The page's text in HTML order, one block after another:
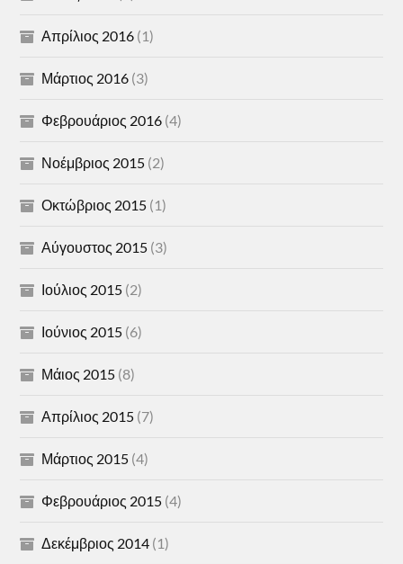
Απρίλιος 2016 (1)
Μάρτιος 2016 (3)
Φεβρουάριος 2016 (4)
Νοέμβριος 2015 (2)
Οκτώβριος 2015 (1)
Αύγουστος 2015 (3)
Ιούλιος 2015 (2)
Ιούνιος 2015 (6)
Μάιος 2015 (8)
Απρίλιος 2015 (7)
Μάρτιος 2015 (4)
Φεβρουάριος 2015 (4)
Δεκέμβριος 2014 (1)